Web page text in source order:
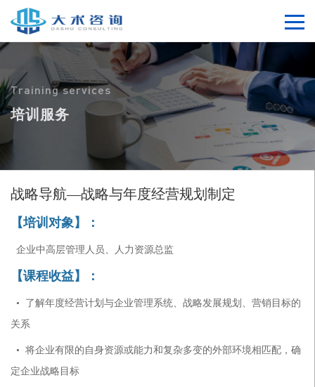
Training services
培训服务
战略导航—战略与年度经营规划制定
【培训对象】：
企业中高层管理人员、人力资源总监
【课程收益】：
• 了解年度经营计划与企业管理系统、战略发展规划、营销目标的
关系
• 将企业有限的自身资源或能力和复杂多变的外部环境相匹配，确
定企业战略目标